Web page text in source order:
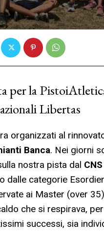
per la
Libertas
organizzati al
Banca. Nei giorni
nostra pista dal
dalle categorie
ai Master (over
che si respirava,
successi, sia